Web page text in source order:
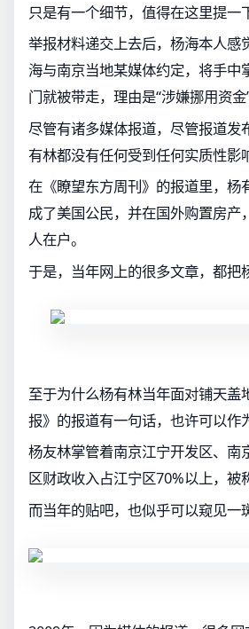
只是有一个细节，值得在这里提一
举报材料递交上去后，杨海本人
海与南京当地某媒体约定，将手
门就被带走，理由是“涉嫌挪用资
尽管有诸多媒体报道，尽管报道发
有林都没有任何受到任何实质性影
在《瞭望东方周刊》的报道里，
成了美国公民，并在国外购置房
人在户。
于是，当年网上的很多文章，都把
至于为什么杨有林当年面对铺天
报》的报道有一句话，也许可以作
杨友林掌管着南京江宁开发区、
区财政收入占江宁区70%以上，被
而当年的贴吧，也似乎可以窥见一